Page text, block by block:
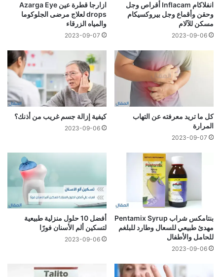
انفلاكام Inflacam أقراص وجل
وحقن وأقماع وجل بيروكسيكام
مسكن للآلام
2023-09-06
ازارجا قطرة عين Azarga Eye
drops لعلاج مرضى الجلوكوما
والمياه الزرقاء
2023-09-07
كل ما تريد معرفته عن التهاب
المرارة
2023-09-07
كيفية إزالة جسم غريب من أذنك؟
2023-09-06
بنتامكس شراب Pentamix Syrup
مهدئ طبيعي للسعال وطارد للبلغم
للحامل والأطفال
2023-09-06
أفضل 10 حلول منزلية طبيعية
لتسكين ألم الأسنان فورًا
2023-09-06